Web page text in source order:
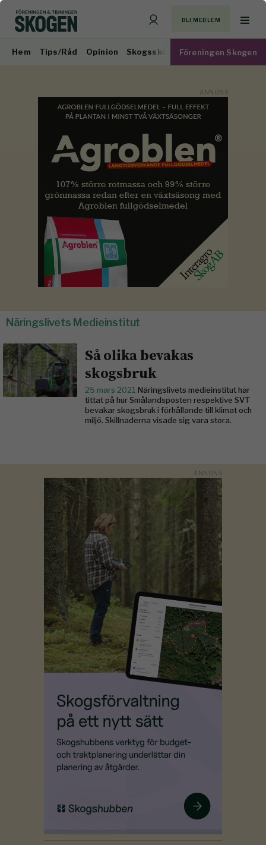
BLI MEDLEM
Hem Tips/Råd Opinion Skogsskötsel Virkesmarknad
Föreningen Skogen
Näringslivets Medieinstitut
Så olika bevakas
skogsbruk
25 mars 2021 Näringslivets medieinstitut har
tittat på hur Smålandsposten respektive SVT
bevakar skogsbruk i förhållande till klimat och
miljö. Skillnaderna visade sig vara stora.